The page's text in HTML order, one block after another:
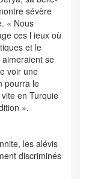
sévère
« Nous
ces l ieux où
et le
se
voir une
pourra le
en Turquie
».
les alévis
discriminés